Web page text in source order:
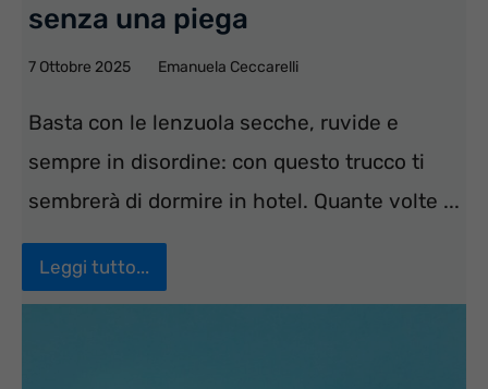
senza una piega
7 Ottobre 2025 Emanuela Ceccarelli
Basta con le lenzuola secche, ruvide e
sempre in disordine: con questo trucco ti
sembrerà di dormire in hotel. Quante volte ...
Leggi tutto...